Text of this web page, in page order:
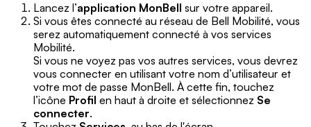
Lancez l’application MonBell sur votre appareil.
Si vous êtes connecté au réseau de Bell Mobilité, vous
serez automatiquement connecté à vos services
Mobilité.
Si vous ne voyez pas vos autres services, vous devrez
vous connecter en utilisant votre nom d’utilisateur et
votre mot de passe MonBell. À cette fin, touchez
l’icône Profil en haut à droite et sélectionnez Se
connecter.